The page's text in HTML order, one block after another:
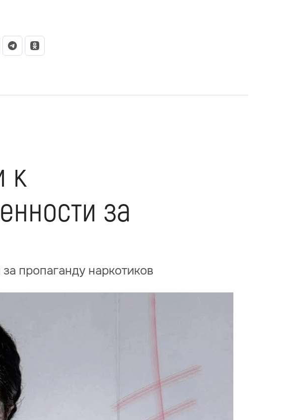
к
за
пропаганду наркотиков